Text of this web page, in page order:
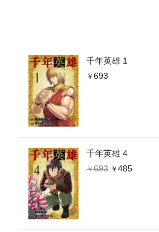
千年英雄 1
693
千年英雄 4
693
485